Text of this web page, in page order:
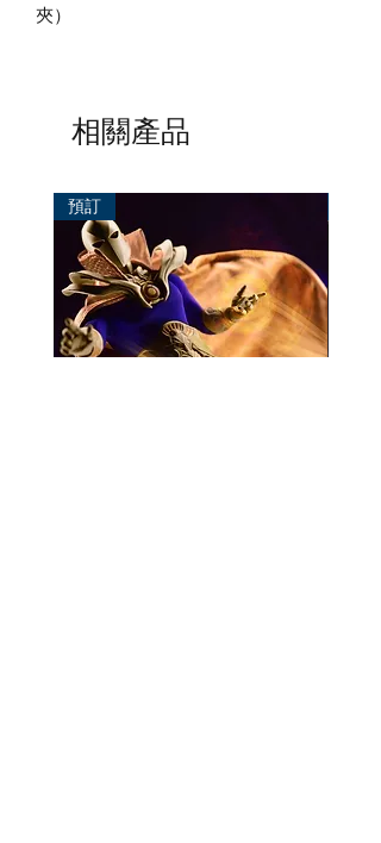
夾）
相關產品
預訂